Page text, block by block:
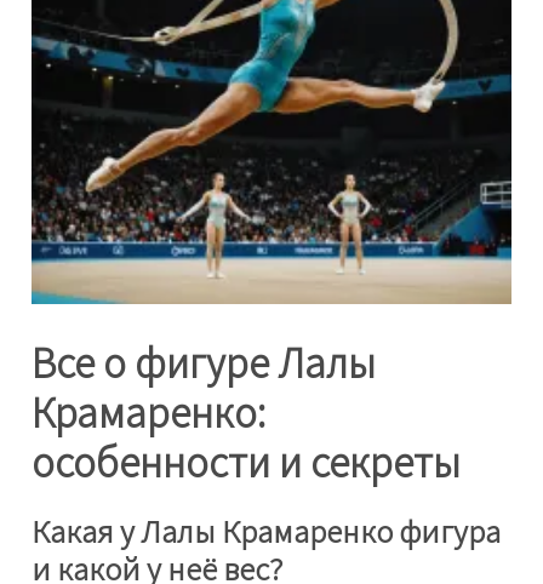
Все о фигуре Лалы
Крамаренко:
особенности и секреты
Какая у Лалы Крамаренко фигура
и какой у неё вес?